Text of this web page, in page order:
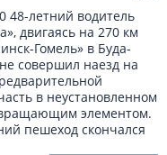
48-летний водитель
двигаясь на 270 км
Гомель» в Буда-
совершил наезд на
в неустановленном
элементом.
пешеход скончался